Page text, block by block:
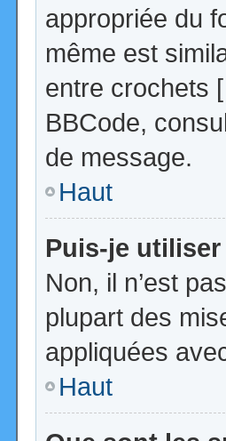
appropriée du
même est
entre crochets
BBCode,
de message.
Haut
Puis-je utiliser
Non, il n’est
plupart des
appliquées
Haut